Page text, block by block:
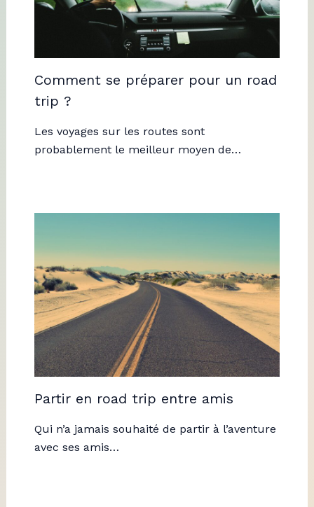
Comment se préparer pour un road
trip ?
Les voyages sur les routes sont
probablement le meilleur moyen de…
Partir en road trip entre amis
Qui n’a jamais souhaité de partir à l’aventure
avec ses amis…